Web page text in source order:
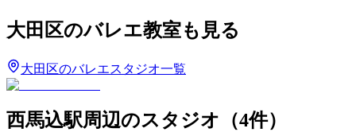
大田区のバレエ教室も見る
大田区のバレエスタジオ一覧
西馬込駅周辺のスタジオ （4件）